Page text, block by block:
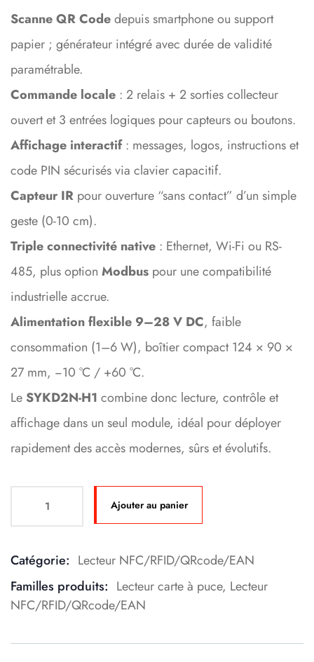
Scanne QR Codedepuis smartphone ou support
papier ; générateur intégré avec durée de validité
paramétrable.
Commande locale : 2 relais + 2 sorties collecteur
ouvert et 3 entrées logiques pour capteurs ou boutons.
Affichage interactif: messages, logos, instructions et
code PIN sécurisés via clavier capacitif.
Capteur IR pour ouverture “sans contact” d’un simple
geste (0-10 cm).
Triple connectivité native : Ethernet, Wi-Fi ou RS-
485, plus option Modbus pour une compatibilité
industrielle accrue.
Alimentation flexible 9–28 V DC, faible
consommation (1–6 W), boîtier compact 124 × 90 ×
27 mm, −10 °C / +60 °C.
LeSYKD2N-H1 combine donc lecture, contrôle et
affichage dans un seul module, idéal pour déployer
rapidement des accès modernes, sûrs et évolutifs.
Ajouter au panier
Catégorie: Lecteur NFC/RFID/QRcode/EAN
Familles produits: Lecteur carte à puce, Lecteur
NFC/RFID/QRcode/EAN